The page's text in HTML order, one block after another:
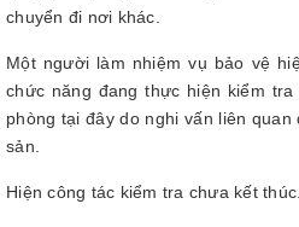
chuyển đi nơi khác.
Một người làm nhiệm vụ bảo vệ
chức năng đang thực hiện kiểm
phòng tại đây do nghi vấn liên
sản.
Hiện công tác kiểm tra chưa kết thúc.